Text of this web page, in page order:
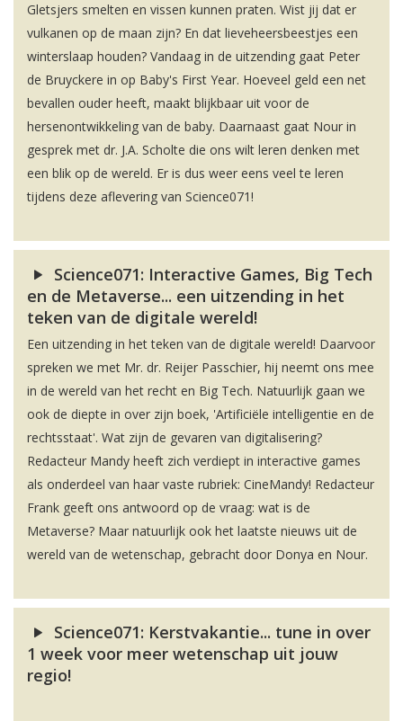
Gletsjers smelten en vissen kunnen praten. Wist jij dat er
vulkanen op de maan zijn? En dat lieveheersbeestjes een
winterslaap houden? Vandaag in de uitzending gaat Peter
de Bruyckere in op Baby's First Year. Hoeveel geld een net
bevallen ouder heeft, maakt blijkbaar uit voor de
hersenontwikkeling van de baby. Daarnaast gaat Nour in
gesprek met dr. J.A. Scholte die ons wilt leren denken met
een blik op de wereld. Er is dus weer eens veel te leren
tijdens deze aflevering van Science071!
Science071: Interactive Games, Big Tech
en de Metaverse... een uitzending in het
teken van de digitale wereld!
Een uitzending in het teken van de digitale wereld! Daarvoor
spreken we met Mr. dr. Reijer Passchier, hij neemt ons mee
in de wereld van het recht en Big Tech. Natuurlijk gaan we
ook de diepte in over zijn boek, 'Artificiële intelligentie en de
rechtsstaat'. Wat zijn de gevaren van digitalisering?
Redacteur Mandy heeft zich verdiept in interactive games
als onderdeel van haar vaste rubriek: CineMandy! Redacteur
Frank geeft ons antwoord op de vraag: wat is de
Metaverse? Maar natuurlijk ook het laatste nieuws uit de
wereld van de wetenschap, gebracht door Donya en Nour.
Science071: Kerstvakantie... tune in over
1 week voor meer wetenschap uit jouw
regio!